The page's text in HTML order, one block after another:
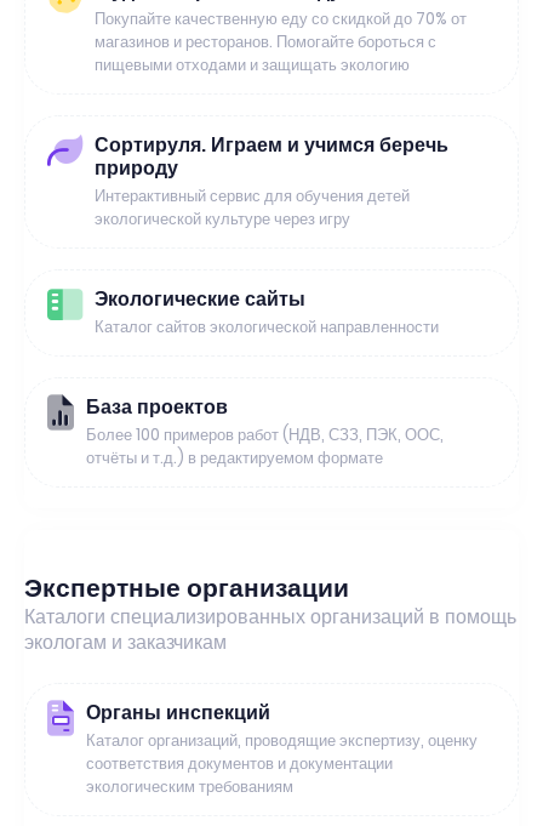
Покупайте качественную еду со скидкой до 70% от
магазинов и ресторанов. Помогайте бороться с
пищевыми отходами и защищать экологию
Сортируля. Играем и учимся беречь
природу
Интерактивный сервис для обучения детей
экологической культуре через игру
Экологические сайты
Каталог сайтов экологической направленности
База проектов
Более 100 примеров работ (НДВ, СЗЗ, ПЭК, ООС,
отчёты и т.д.) в редактируемом формате
Экспертные организации
Каталоги специализированных организаций в помощь
экологам и заказчикам
Органы инспекций
Каталог организаций, проводящие экспертизу, оценку
соответствия документов и документации
экологическим требованиям